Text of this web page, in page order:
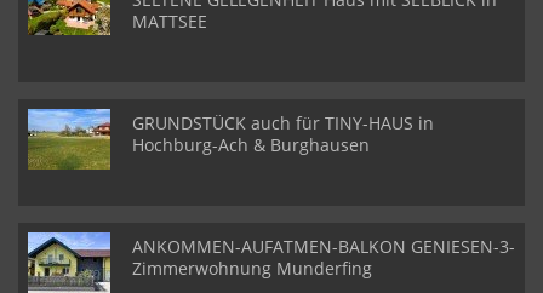
MATTSEE
GRUNDSTÜCK auch für TINY-HAUS in
Hochburg-Ach & Burghausen
ANKOMMEN-AUFATMEN-BALKON GENIESEN-3-
Zimmerwohnung Munderfing